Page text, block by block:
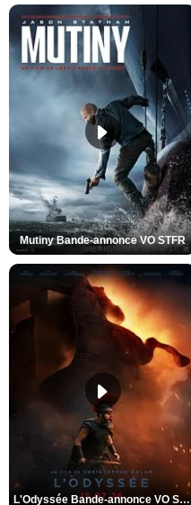
Mutiny Bande-annonce VO STFR
L'Odyssée Bande-annonce VO STFR